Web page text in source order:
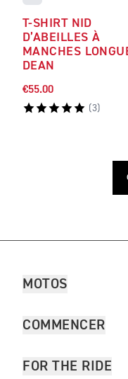
T-SHIRT NID
D’ABEILLES À
MANCHES
DEAN
€55.00
(3)
MOTOS
COMMENCER
FOR THE RIDE